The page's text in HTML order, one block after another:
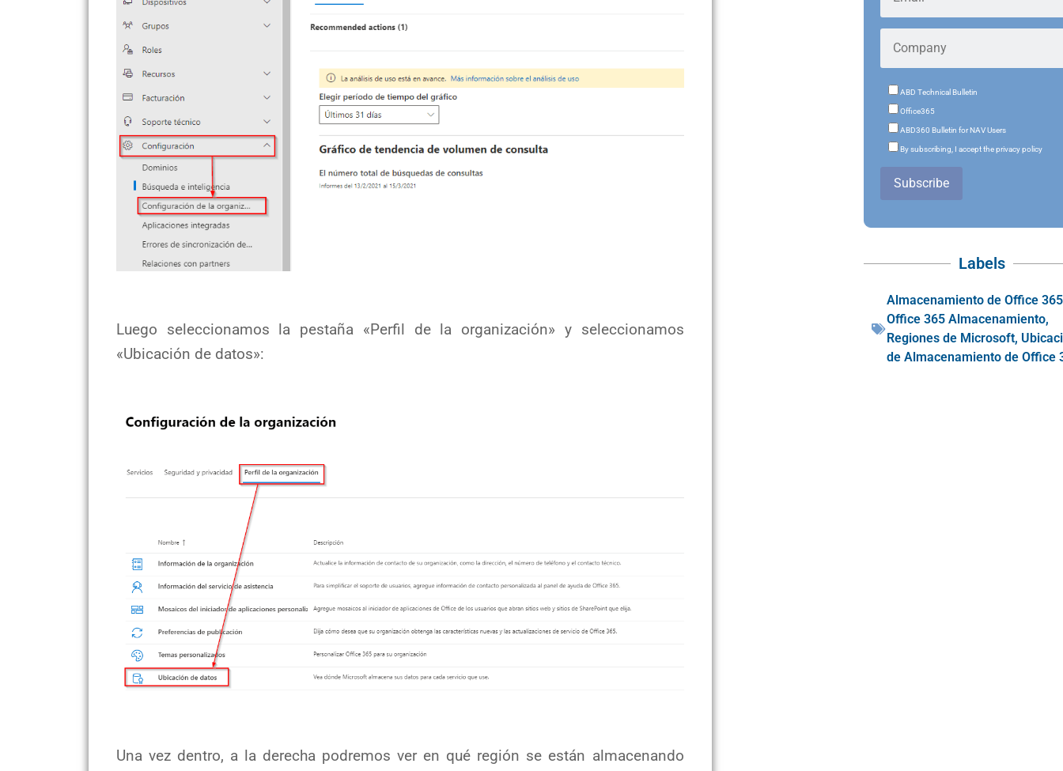
Luego seleccionamos la pestaña «Perfil de la organización» y seleccionamos
«Ubicación de datos»:
Una vez dentro, a la derecha podremos ver en qué región se están almacenando
ABD Technical Bulletin
Office365
ABD360 Bulletin for NAV Users
By subscribing, I accept the privacy policy
Subscribe
Labels
Almacenamiento de Office 365
Office 365 Almacenamiento,
Regiones de Microsoft,
de Almacenamiento de Office